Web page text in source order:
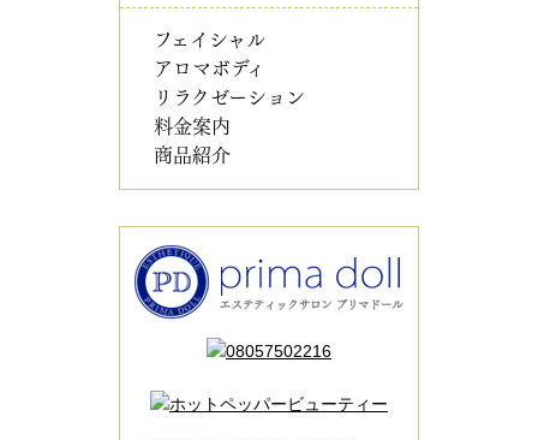
フェイシャル
アロマボディ
リラクゼーション
料金案内
商品紹介